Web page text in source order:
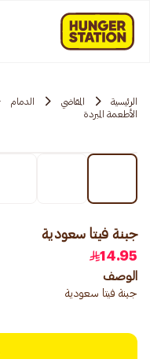
الرئيسية المقاضي الدمام
الأطعمة المبردة
جبنة فيتا سعودية
14.95
الوصف
جبنة فيتا سعودية